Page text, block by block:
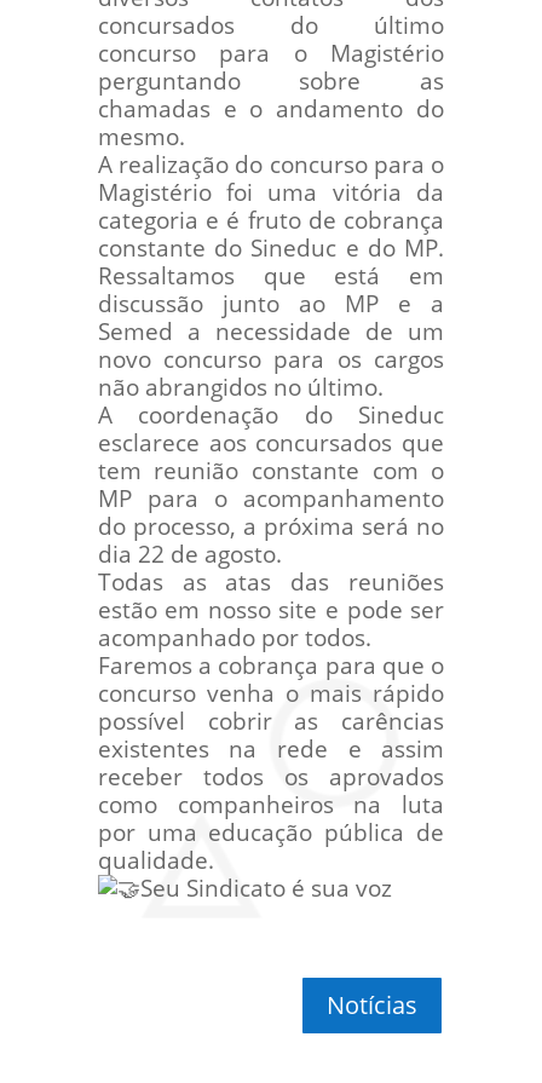
concursados do último
concurso para o Magistério
perguntando sobre as
chamadas e o andamento do
mesmo.
A realização do concurso para o
Magistério foi uma vitória da
categoria e é fruto de cobrança
constante do Sineduc e do MP.
Ressaltamos que está em
discussão junto ao MP e a
Semed a necessidade de um
novo concurso para os cargos
não abrangidos no último.
A coordenação do Sineduc
esclarece aos concursados que
tem reunião constante com o
MP para o acompanhamento
do processo, a próxima será no
dia 22 de agosto.
Todas as atas das reuniões
estão em nosso site e pode ser
acompanhado por todos.
Faremos a cobrança para que o
concurso venha o mais rápido
possível cobrir as carências
existentes na rede e assim
receber todos os aprovados
como companheiros na luta
por uma educação pública de
qualidade.
Seu Sindicato é sua voz
Notícias